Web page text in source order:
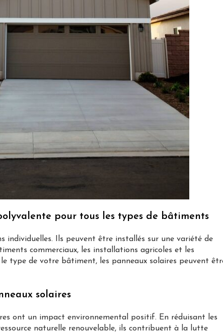
pour tous les types de bâtiments
individuelles. Ils peuvent être installés sur une variété de
commerciaux, les installations agricoles et les
type de votre bâtiment, les panneaux solaires peuvent
solaires
ont un impact environnemental positif. En réduisant les
naturelle renouvelable, ils contribuent à la lutte